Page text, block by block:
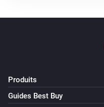
Produits
Guides Best Buy